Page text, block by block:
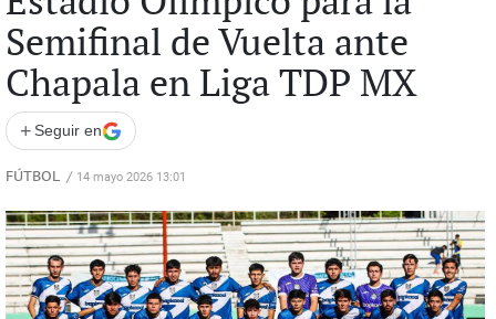
Semifinal de Vuelta ante
Chapala en Liga TDP MX
+ Seguir en
FÚTBOL / 14 mayo 2026 13:01